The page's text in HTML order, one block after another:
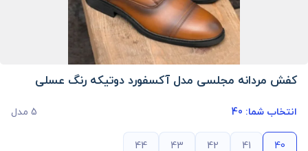
کفش مردانه مجلسی مدل آکسفورد دوتیکه رنگ عسلی
انتخاب شما: 40 5 مدل
40
41
42
43
44